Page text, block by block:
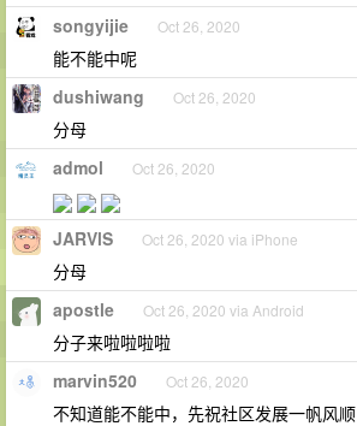
songyijie Oct 26, 2020
能不能中呢
dushiwang Oct 26, 2020
分母
admol Oct 26, 2020
JARVlS Oct 26, 2020 via iPhone
分母
apostle Oct 26, 2020 via Android
分子来啦啦啦啦
marvin520 Oct 26, 2020
不知道能不能中，先祝社区发展一帆风顺